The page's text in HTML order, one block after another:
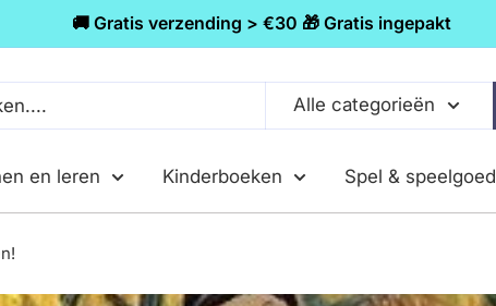
🚚 Gratis verzending > €30 🎁 Gratis ingepakt
Alle categorieën
en leren Kinderboeken Spel & speelgoed